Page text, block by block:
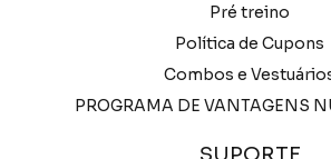
Pré treino
Política de Cupons
Combos e
PROGRAMA DE VANTAGENS
SUPORTE